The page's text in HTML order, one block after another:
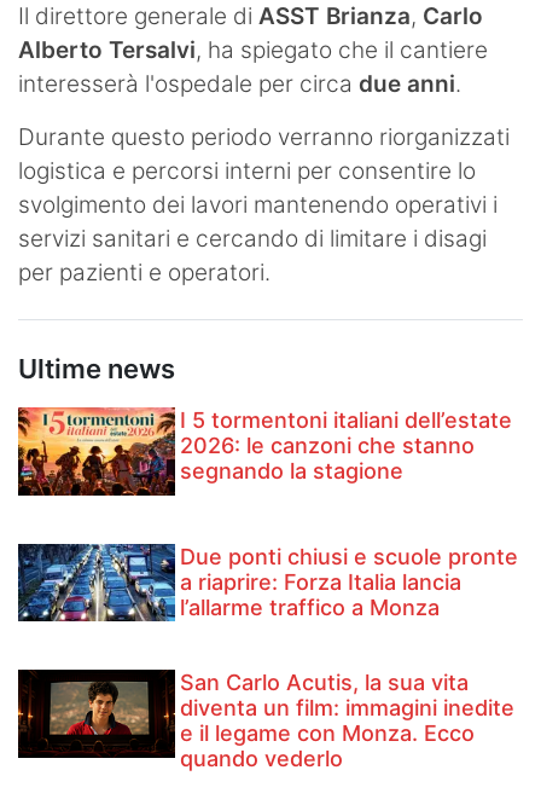
Il direttore generale di ASST Brianza, Carlo
Alberto Tersalvi, ha spiegato che il cantiere
interesserà l'ospedale per circa due anni.
Durante questo periodo verranno riorganizzati
logistica e percorsi interni per consentire lo
svolgimento dei lavori mantenendo operativi i
servizi sanitari e cercando di limitare i disagi
per pazienti e operatori.
Ultime news
I 5 tormentoni italiani dell’estate
2026: le canzoni che stanno
segnando la stagione
Due ponti chiusi e scuole pronte
a riaprire: Forza Italia lancia
l’allarme traffico a Monza
San Carlo Acutis, la sua vita
diventa un film: immagini inedite
e il legame con Monza. Ecco
quando vederlo